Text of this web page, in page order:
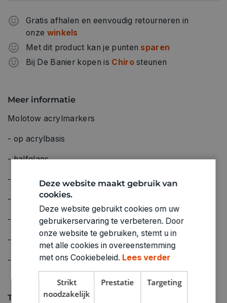
Gratis afhalen en eenvoudig retourneren in
onze winkels
Met dit product kan je punten sparen
Bij De Banier kopen is Chirosteunen
Meer informatie
Molotow acrylmarkers
- op acrylbasis
- halfglans
- zeer dekkend
- permanent
- UV-bestendig
- voor bijna alle oppervlakken
- kan zowel voor binnen- als buitengebruik
Technische specificaties
Deze website maakt gebruik van
cookies.
Deze website gebruikt cookies om uw
gebruikerservaring te verbeteren. Door
onze website te gebruiken, stemt u in
met alle cookies in overeenstemming
met ons Cookiebeleid. Lees verder
Strikt
noodzakelijk
Prestatie Targeting